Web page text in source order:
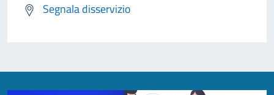
Segnala disservizio